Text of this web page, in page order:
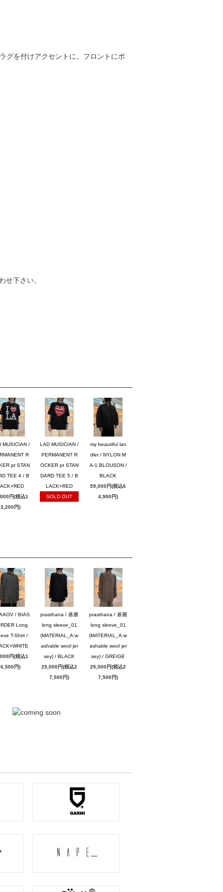
グを付けアクセントに。フロントにポ
せ下さい。
MUSICIAN /
R
pt STAN
TEE 4 / B
円(税込1
3,200円)
LAD MUSICIAN /
PERMANENT R
OCKER pt STAN
DARD TEE 5 / B
LACK×RED
SOLD OUT
my beautiful lan
dlet / NYLON M
A-1 BLOUSON /
BLACK
59,000円(税込6
4,900円)
/ BIAS
Long
T-Shirt /
円(税込1
6,500円)
prasthana / 基層
long sleeve_01
(MATERIAL_A:w
ashable wool jer
sey) / BLACK
25,000円(税込2
7,500円)
prasthana / 基層
long sleeve_01
(MATERIAL_A:w
ashable wool jer
sey) / GREIGE
25,000円(税込2
7,500円)